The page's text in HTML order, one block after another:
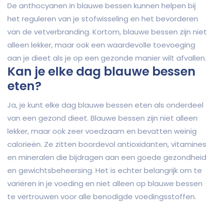
De anthocyanen in blauwe bessen kunnen helpen bij
het reguleren van je stofwisseling en het bevorderen
van de vetverbranding. Kortom, blauwe bessen zijn niet
alleen lekker, maar ook een waardevolle toevoeging
aan je dieet als je op een gezonde manier wilt afvallen.
Kan je elke dag blauwe bessen
eten?
Ja, je kunt elke dag blauwe bessen eten als onderdeel
van een gezond dieet. Blauwe bessen zijn niet alleen
lekker, maar ook zeer voedzaam en bevatten weinig
calorieën. Ze zitten boordevol antioxidanten, vitamines
en mineralen die bijdragen aan een goede gezondheid
en gewichtsbeheersing. Het is echter belangrijk om te
variëren in je voeding en niet alleen op blauwe bessen
te vertrouwen voor alle benodigde voedingsstoffen.